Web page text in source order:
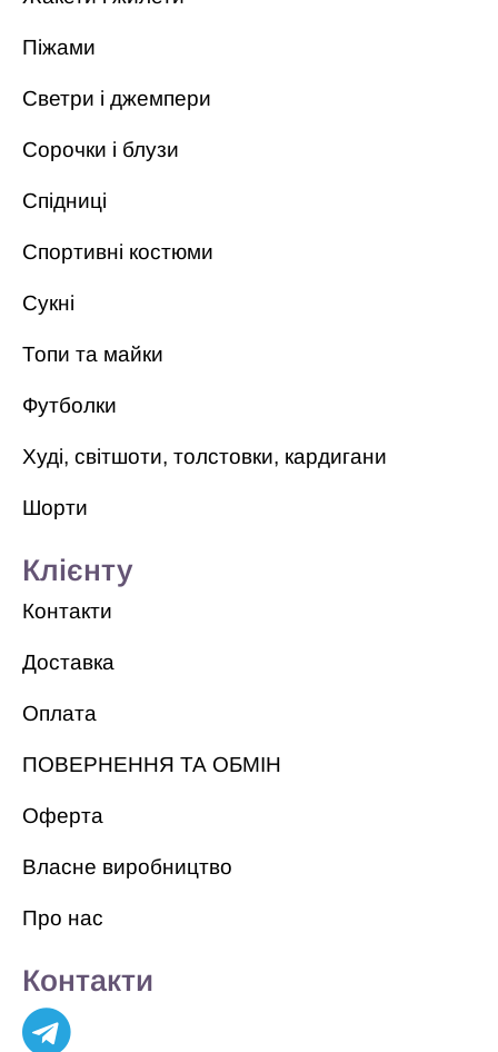
Піжами
Светри і джемпери
Сорочки і блузи
Спідниці
Спортивні костюми
Сукні
Топи та майки
Футболки
Худі, світшоти, толстовки, кардигани
Шорти
Клієнту
Контакти
Доставка
Оплата
ПОВЕРНЕННЯ ТА ОБМІН
Оферта
Власне виробництво
Про нас
Контакти